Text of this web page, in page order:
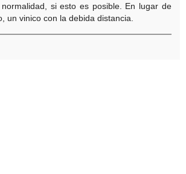
si esto es posible. En lugar de
un vinico con la debida distancia.